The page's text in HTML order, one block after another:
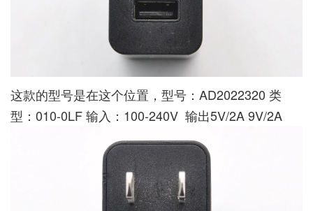
这款的型号是在这个位置，型号：AD2022320 类
型：010-0LF 输入：100-240V 输出5V/2A 9V/2A